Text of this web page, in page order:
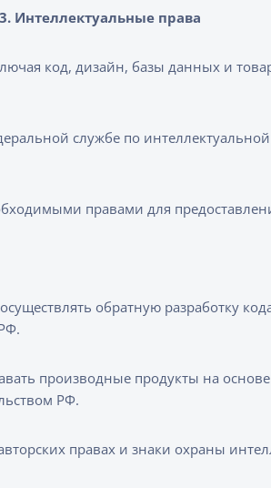
3. Интеллектуальные права
код, дизайн, базы данных и
службе по
правами для
обратную разработку
производные продукты на
РФ.
правах и знаки охраны